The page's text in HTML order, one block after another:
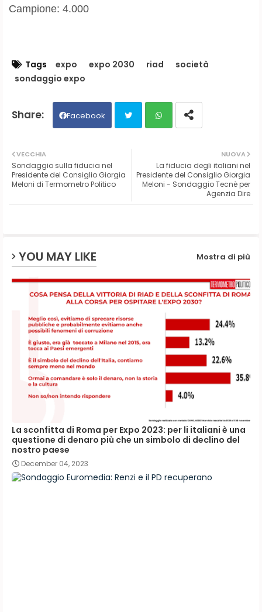
Campione: 4.000
Tags expo expo 2030 riad
società
sondaggio expo
Facebook
ats
NUOVA
La fiducia degli italiani nel
Presidente del Consiglio Giorgia
Meloni - Sondaggio Tecnè per
Agenzia Dire
VECCHIA
Sondaggio sulla fiducia nel
Presidente del Consiglio Giorgia
Meloni di Termometro Politico
YOU MAY LIKE Mostra di più
La sconfitta di Roma per Expo 2023: per li italiani è una
questione di denaro più che un simbolo di declino del
nostro paese
December 04, 2023